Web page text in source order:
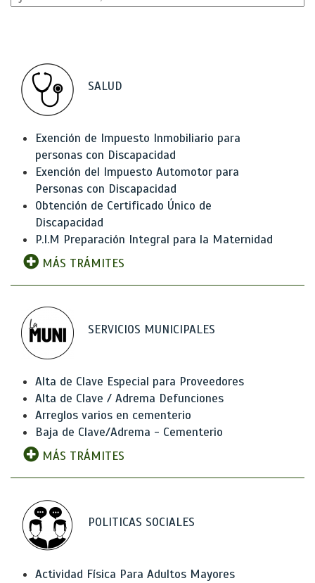
SALUD
Exención de Impuesto Inmobiliario para
personas con Discapacidad
Exención del Impuesto Automotor para
Personas con Discapacidad
Obtención de Certificado Único de
Discapacidad
P.I.M Preparación Integral para la Maternidad
MÁS TRÁMITES
SERVICIOS MUNICIPALES
Alta de Clave Especial para Proveedores
Alta de Clave / Adrema Defunciones
Arreglos varios en cementerio
Baja de Clave/Adrema - Cementerio
MÁS TRÁMITES
POLITICAS SOCIALES
Actividad Física Para Adultos Mayores